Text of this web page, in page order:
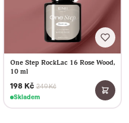
One Step RockLac 16 Rose Wood,
10 ml
198 Kč 249 Kč
Skladem